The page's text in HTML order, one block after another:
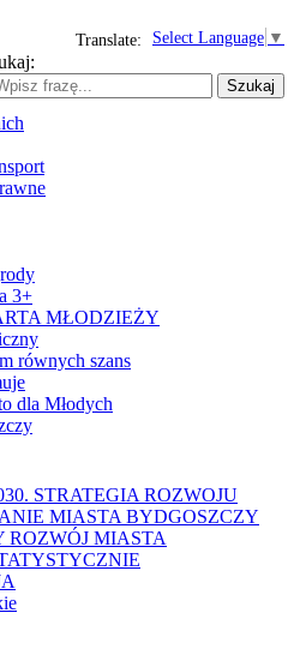
Select Language ▼
Translate:
Szukaj
3+
MŁODZIEŻY
równych szans
dla Młodych
STRATEGIA ROZWOJU
MIASTA BYDGOSZCZY
MIASTA